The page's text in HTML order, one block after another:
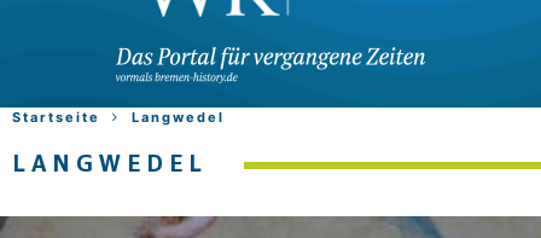
Startseite Langwedel
LANGWEDEL